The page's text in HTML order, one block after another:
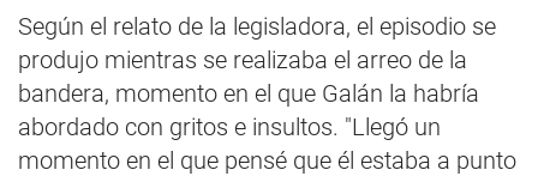
Según el relato de la legisladora, el episodio se
produjo mientras se realizaba el arreo de la
bandera, momento en el que Galán la habría
abordado con gritos e insultos. "Llegó un
momento en el que pensé que él estaba a punto